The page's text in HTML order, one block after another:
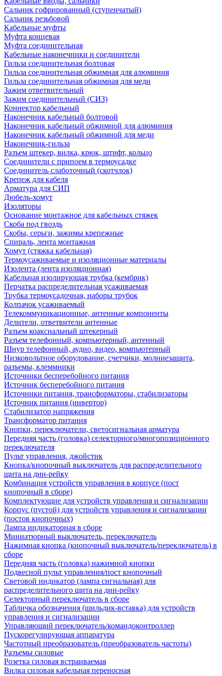
Сальник гофрированный (ступенчатый)
Сальник резьбовой
Кабельные муфты
Муфта концевая
Муфта соединительная
Кабельные наконечники и соединители
Гильза соединительная болтовая
Гильза соединительная обжимная для алюминия
Гильза соединительная обжимная для меди
Зажим ответвительный
Зажим соединительный (СИЗ)
Коннектор кабельный
Наконечник кабельный болтовой
Наконечник кабельный обжимной для алюминия
Наконечник кабельный обжимной для меди
Наконечник-гильза
Разъем штекер, вилка, крюк, штифт, кольцо
Соединители с припоем в термоусадке
Соединитель слаботочный (скотчлок)
Крепеж для кабеля
Арматура для СИП
Дюбель-хомут
Изоляторы
Основание монтажное для кабельных стяжек
Скоба под гвоздь
Скобы, серьги, зажимы крепежные
Спираль, лента монтажная
Хомут (стяжка кабельная)
Термоусаживаемые и изоляционные материалы
Изолента (лента изоляционная)
Кабельная изолирующая трубка (кембрик)
Перчатка распределительная усаживаемая
Трубка термоусадочная, наборы трубок
Колпачок усаживаемый
Телекоммуникационные, антенные компоненты
Делители, ответвители антенные
Разъем коаксиальный штекерный
Разъем телефонный, компьютерный, антенный
Шнур телефонный, аудио, видео, компьютерный
Низковольтное оборудование, счетчики, молниезащита,
разъемы, клеммники
Источники бесперебойного питания
Источник бесперебойного питания
Источники питания, трансформаторы, стабилизаторы
Источник питания (инвертор)
Стабилизатор напряжения
Трансформатор питания
Кнопки, переключатели, светосигнальная арматура
Передняя часть (головка) селекторного/многопозиционного
переключателя
Пульт управления, джойстик
Кнопка/кнопочный выключатель для распределительного
щита на дин-рейку
Комбинация устройств управления в корпусе (пост
кнопочный в сборе)
Комплектующие для устройств управления и сигнализации
Корпус (пустой) для устройств управления и сигнализации
(постов кнопочных)
Лампа индикаторная в сборе
Миниатюрный выключатель, переключатель
Нажимная кнопка (кнопочный выключатель/переключатель) в
сборе
Передняя часть (головка) нажимной кнопки
Подвесной пульт управления/пост кнопочный
Световой индикатор (лампа сигнальная) для
распределительного щита на дин-рейку
Селекторный переключатель в сборе
Табличка обозначения (шильдик-вставка) для устройств
управления и сигнализации
Управляющий переключатель/командоконтроллер
Пускорегулирующая аппаратура
Частотный преобразователь (преобразователь частоты)
Разъемы силовые
Розетка силовая встраиваемая
Вилка силовая кабельная переносная